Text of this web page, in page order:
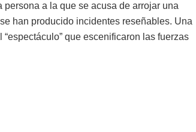
a la que se acusa de arrojar una
han producido incidentes reseñables. Una
que escenificaron las fuerzas